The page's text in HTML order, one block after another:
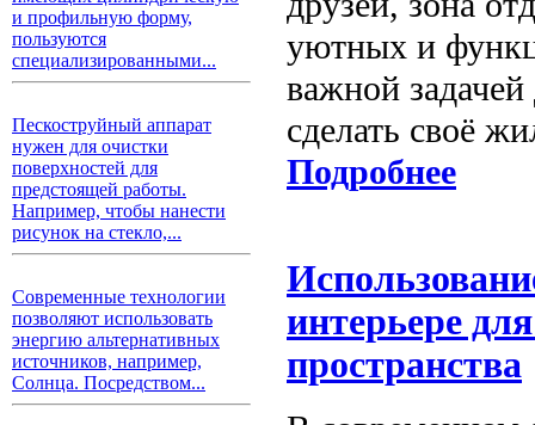
и профильную форму,
пользуются
специализированными...
Пескоструйный аппарат
нужен для очистки
поверхностей для
предстоящей работы.
Например, чтобы нанести
рисунок на стекло,...
Современные технологии
позволяют использовать
энергию альтернативных
источников, например,
Солнца. Посредством...
уютных и
важной
сделать своё
Подробнее
интерьере
пространства